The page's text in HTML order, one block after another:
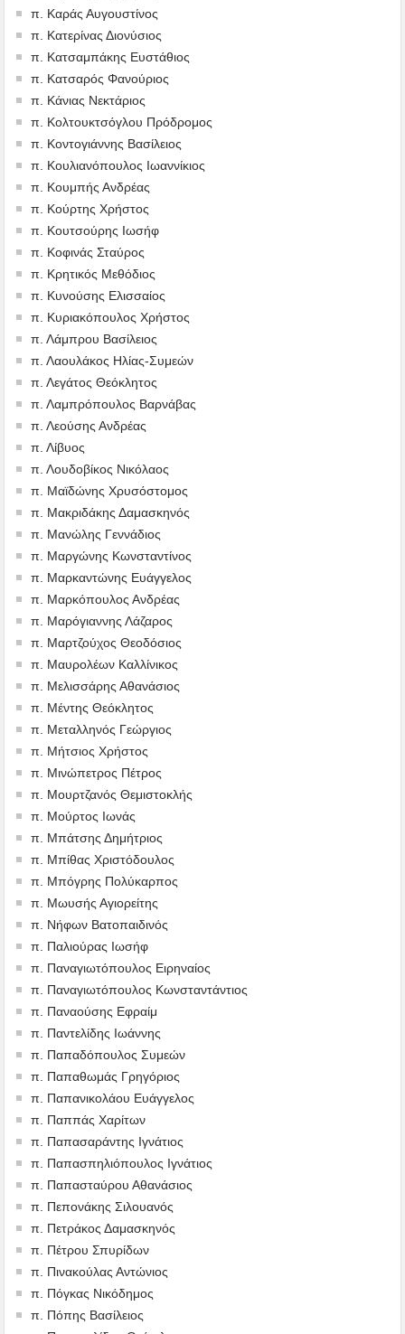
π. Καράς Αυγουστίνος
π. Κατερίνας Διονύσιος
π. Κατσαμπάκης Ευστάθιος
π. Κατσαρός Φανούριος
π. Κάνιας Νεκτάριος
π. Κολτουκτσόγλου Πρόδρομος
π. Κοντογιάννης Βασίλειος
π. Κουλιανόπουλος Ιωαννίκιος
π. Κουμπής Ανδρέας
π. Κούρτης Χρήστος
π. Κουτσούρης Ιωσήφ
π. Κοφινάς Σταύρος
π. Κρητικός Μεθόδιος
π. Κυνούσης Ελισσαίος
π. Κυριακόπουλος Χρήστος
π. Λάμπρου Βασίλειος
π. Λαουλάκος Ηλίας-Συμεών
π. Λεγάτος Θεόκλητος
π. Λαμπρόπουλος Βαρνάβας
π. Λεούσης Ανδρέας
π. Λίβυος
π. Λουδοβίκος Νικόλαος
π. Μαϊδώνης Χρυσόστομος
π. Μακριδάκης Δαμασκηνός
π. Μανώλης Γεννάδιος
π. Μαργώνης Κωνσταντίνος
π. Μαρκαντώνης Ευάγγελος
π. Μαρκόπουλος Ανδρέας
π. Μαρόγιαννης Λάζαρος
π. Μαρτζούχος Θεοδόσιος
π. Μαυρολέων Καλλίνικος
π. Μελισσάρης Αθανάσιος
π. Μέντης Θεόκλητος
π. Μεταλληνός Γεώργιος
π. Μήτσιος Χρήστος
π. Μινώπετρος Πέτρος
π. Μουρτζανός Θεμιστοκλής
π. Μούρτος Ιωνάς
π. Μπάτσης Δημήτριος
π. Μπίθας Χριστόδουλος
π. Μπόγρης Πολύκαρπος
π. Μωυσής Αγιορείτης
π. Νήφων Βατοπαιδινός
π. Παλιούρας Ιωσήφ
π. Παναγιωτόπουλος Ειρηναίος
π. Παναγιωτόπουλος Κωνσταντάντιος
π. Παναούσης Εφραίμ
π. Παντελίδης Ιωάννης
π. Παπαδόπουλος Συμεών
π. Παπαθωμάς Γρηγόριος
π. Παπανικολάου Ευάγγελος
π. Παππάς Χαρίτων
π. Παπασαράντης Ιγνάτιος
π. Παπασπηλιόπουλος Ιγνάτιος
π. Παπασταύρου Αθανάσιος
π. Πεπονάκης Σιλουανός
π. Πετράκος Δαμασκηνός
π. Πέτρου Σπυρίδων
π. Πινακούλας Αντώνιος
π. Πόγκας Νικόδημος
π. Πόπης Βασίλειος